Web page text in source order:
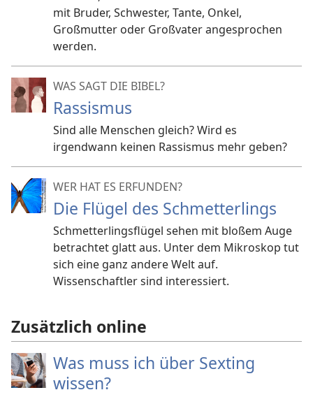
mit Bruder, Schwester, Tante, Onkel,
Großmutter oder Großvater angesprochen
werden.
WAS SAGT DIE BIBEL?
Rassismus
Sind alle Menschen gleich? Wird es
irgendwann keinen Rassismus mehr geben?
WER HAT ES ERFUNDEN?
Die Flügel des Schmetterlings
Schmetterlingsflügel sehen mit bloßem Auge
betrachtet glatt aus. Unter dem Mikroskop tut
sich eine ganz andere Welt auf.
Wissenschaftler sind interessiert.
Zusätzlich online
Was muss ich über Sexting
wissen?